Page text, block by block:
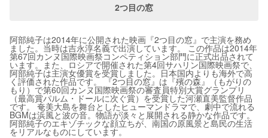
2つ目の窓
阿部純子は2014年に公開された映画『2つ目の窓』で主演を務め
ました。当時は吉永淳名義で出演しています。 この作品は2014年
第67回カンヌ国際映画祭コンペティション部門に正式出品されて
います。また、ロシアで開催された第4回サハリン国際映画祭で、
阿部純子は主演女優賞を受賞しました。日本国内よりも海外で高
く評価された作品です。 『2つ目の窓』は『殯の森』（もがりの
もり）で第60回カンヌ国際映画祭の審査員特別大賞グランプリ
（最高賞パルム・ドールに次ぐ賞）を受賞した河瀬直美監督作品
です。 奄美大島を舞台としたヒューマンドラマで、劇中で流れる
BGMは浜風と波の音。物語が淡々と展開される静かな作品です。
阿部純子のエキゾチックな顔立ちが、南国の原風景と島民の生活
をリアルなものにしています。